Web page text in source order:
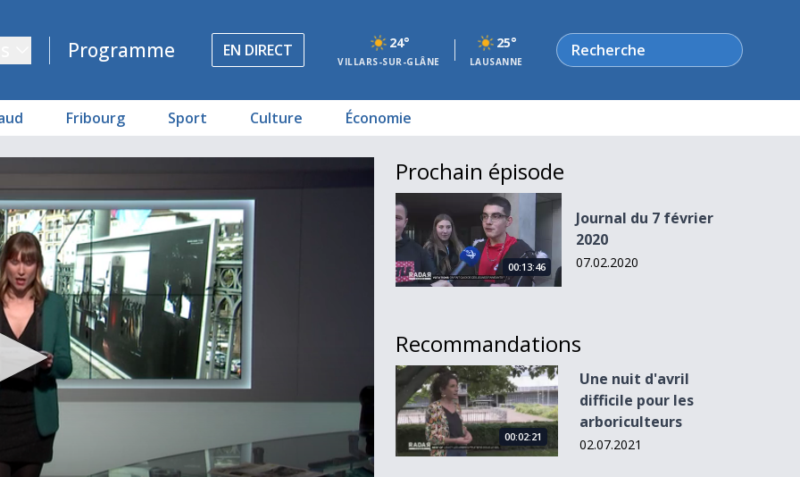
Programme EN DIRECT 24°
VILLARS-SUR-GLÂNE
25°
LAUSANNE
Rechercher
Fribourg Sport Culture Économie
Prochain épisode
Journal du 7 février 2020
00:13:46
Journal du 7 février
2020
07.02.2020
Recommandations
Une nuit d&#039;avril difficile pour les arboriculteurs
00:02:21
Une nuit d'avril
difficile pour les
arboriculteurs
02.07.2021